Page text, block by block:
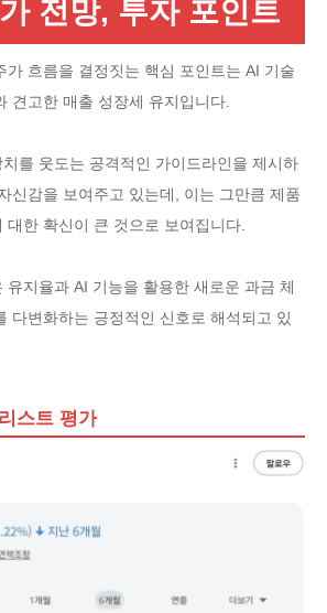
전망, 투자 포인트
가 흐름을 결정짓는 핵심 포인트는 AI 기술
견고한 매출 성장세 유지입니다.
를 웃도는 공격적인 가이드라인을 제시하
신감을 보여주고 있는데, 이는 그만큼 제품
대한 확신이 큰 것으로 보여집니다.
유지율과 AI 기능을 활용한 새로운 과금 체
다변화하는 긍정적인 신호로 해석되고 있
스트 평가